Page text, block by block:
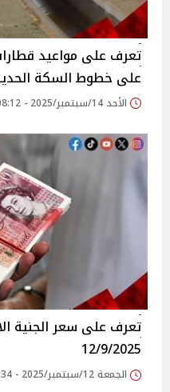
تعرف على مواعيد
على خطوط السكة
الأحد 14/سبتمبر/2025 - 08:12 ص
تعرف على سعر الجنية
12/9/2025
الجمعة 12/سبتمبر/2025 - 12:34 م